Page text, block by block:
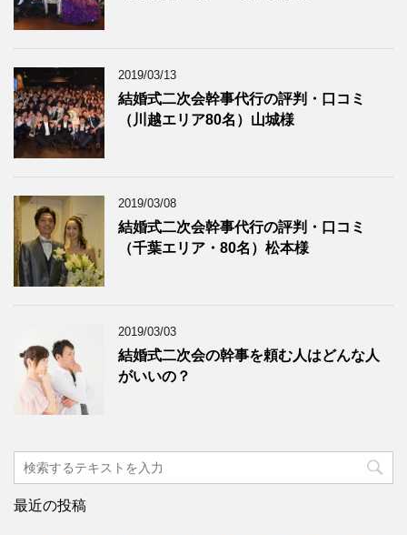
2019/03/13
結婚式二次会幹事代行の評判・口コミ
（川越エリア80名）山城様
2019/03/08
結婚式二次会幹事代行の評判・口コミ
（千葉エリア・80名）松本様
2019/03/03
結婚式二次会の幹事を頼む人はどんな人
がいいの？
最近の投稿